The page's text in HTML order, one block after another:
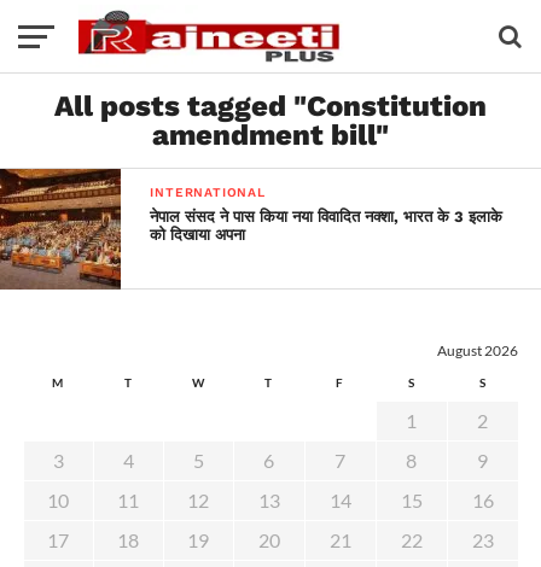
All posts tagged "Constitution
amendment bill"
INTERNATIONAL
नेपाल संसद ने पास किया नया विवादित नक्शा, भारत के 3 इलाके
को दिखाया अपना
August 2026
M T W T F S S
1
2
3
4 5 6 7 8
9
10
11 12 13 14 15
16
17
18 19 20 21 22
23